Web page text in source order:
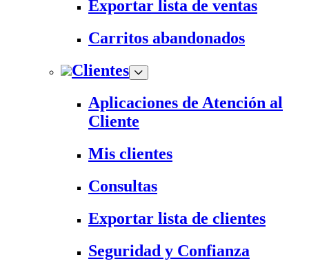
Exportar lista de ventas
Carritos abandonados
Clientes
Aplicaciones de Atención al
Cliente
Mis clientes
Consultas
Exportar lista de clientes
Seguridad y Confianza